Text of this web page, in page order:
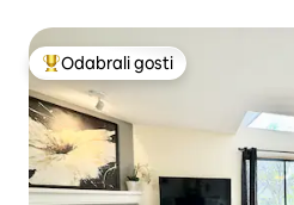
Među najviše rangiranima s
Odabrali gosti